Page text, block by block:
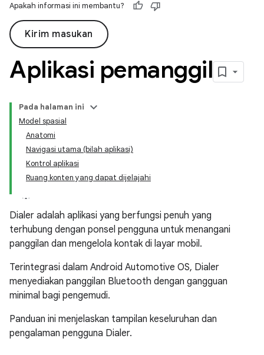
Apakah informasi ini membantu?
Kirim masukan
Aplikasi pemanggil
Pada halaman ini
Model spasial
Anatomi
Navigasi utama (bilah aplikasi)
Kontrol aplikasi
Ruang konten yang dapat dijelajahi
Dialer adalah aplikasi yang berfungsi penuh yang
terhubung dengan ponsel pengguna untuk menangani
panggilan dan mengelola kontak di layar mobil.
Terintegrasi dalam Android Automotive OS, Dialer
menyediakan panggilan Bluetooth dengan gangguan
minimal bagi pengemudi.
Panduan ini menjelaskan tampilan keseluruhan dan
pengalaman pengguna Dialer.